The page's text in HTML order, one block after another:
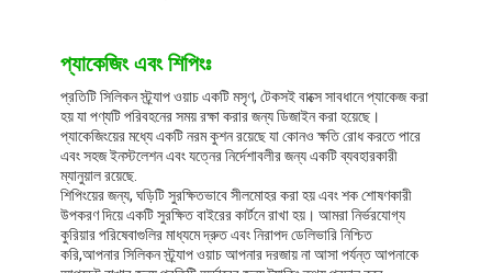
প্যাকেজিং এবং শিপিংঃ
প্রতিটি সিলিকন স্ট্র্যাপ ওয়াচ একটি মসৃণ, টেকসই বাক্সে সাবধানে প্যাকেজ করা
হয় যা পণ্যটি পরিবহনের সময় রক্ষা করার জন্য ডিজাইন করা হয়েছে।
প্যাকেজিংয়ের মধ্যে একটি নরম কুশন রয়েছে যা কোনও ক্ষতি রোধ করতে পারে
এবং সহজ ইনস্টলেশন এবং যত্নের নির্দেশাবলীর জন্য একটি ব্যবহারকারী
ম্যানুয়াল রয়েছে.
শিপিংয়ের জন্য, ঘড়িটি সুরক্ষিতভাবে সীলমোহর করা হয় এবং শক শোষণকারী
উপকরণ দিয়ে একটি সুরক্ষিত বাইরের কার্টনে রাখা হয়। আমরা নির্ভরযোগ্য
কুরিয়ার পরিষেবাগুলির মাধ্যমে দ্রুত এবং নিরাপদ ডেলিভারি নিশ্চিত
করি,আপনার সিলিকন স্ট্র্যাপ ওয়াচ আপনার দরজায় না আসা পর্যন্ত আপনাকে